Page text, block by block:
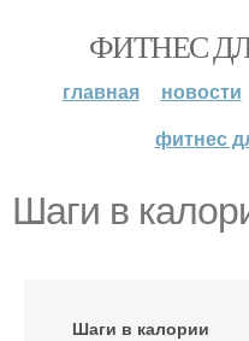
ФИТНЕС
главная новости
фитнес
Шаги в
Шаги в калории